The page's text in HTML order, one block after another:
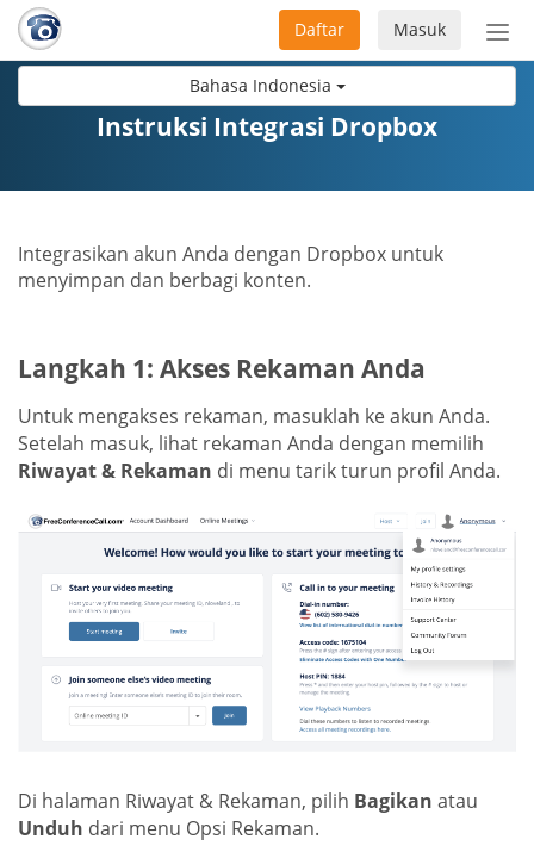
Bahasa Indonesia
Masuk
Daftar
Instruksi Integrasi Dropbox
Integrasikan akun Anda dengan Dropbox untuk
menyimpan dan berbagi konten.
Langkah 1: Akses Rekaman Anda
Untuk mengakses rekaman, masuklah ke akun Anda.
Setelah masuk, lihat rekaman Anda dengan memilih
Riwayat & Rekaman di menu tarik turun profil Anda.
Di halaman Riwayat & Rekaman, pilih Bagikan atau
Unduh dari menu Opsi Rekaman.